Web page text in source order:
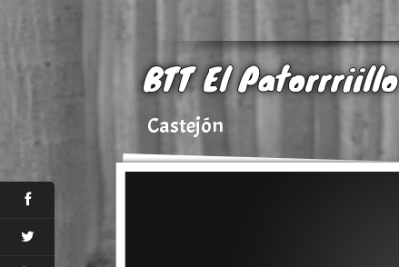
BTT El Patorrriillo
Castejón